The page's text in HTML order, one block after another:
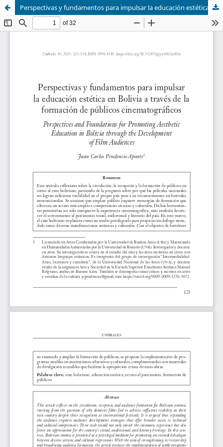
Perspectivas y fundamentos para impulsar la educación estética en Bolivia a través de la formación de públicos cinematográficos